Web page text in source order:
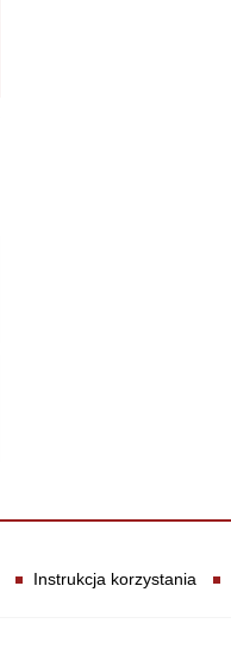
Instrukcja korzystania